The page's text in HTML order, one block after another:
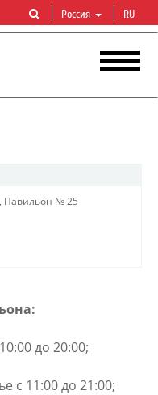
Россия RU
Павильон № 25
до 20:00;
с 11:00 до 21:00;